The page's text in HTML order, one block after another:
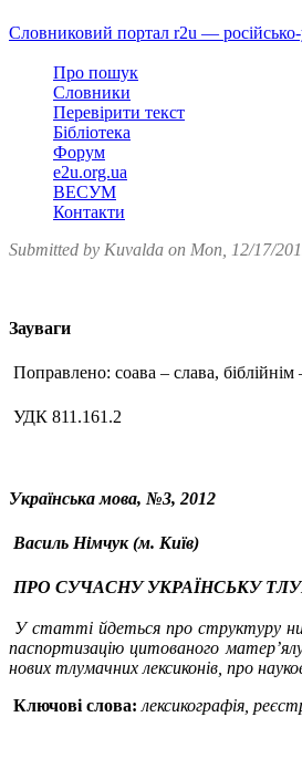
Skip
content
Словниковий портал r2u — російсько-
Про пошук
Словники
Перевірити текст
Бібліотека
Форум
e2u.org.ua
ВЕСУМ
Контакти
Submitted by Kuvalda on Mon, 12/17/
Зауваги
Поправлено: соава – слава,
УДК 811.161.2
Українська мова, №3, 2012
Василь Німчук (м. Київ)
ПРО СУЧАСНУ УКРАЇНСЬКУ
У статті йдеться про структуру
паспортизацію цитованого
нових тлумачних лексиконів, про
Ключові слова: лексикографія,